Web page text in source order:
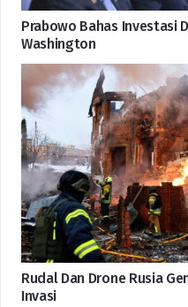
Prabowo Bahas Investasi
Washington
Rudal Dan Drone Rusia
Invasi